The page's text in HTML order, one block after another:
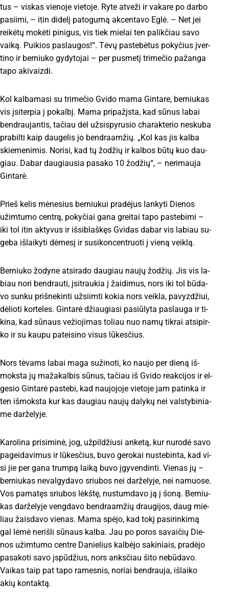
tus – vis­kas vie­no­je vie­to­je. Ry­te at­ve­ži ir va­ka­re po dar­bo
pa­sii­mi, – itin di­de­lį pa­to­gu­mą ak­cen­ta­vo Eg­lė. – Net jei
rei­kė­tų mo­kė­ti pi­ni­gus, vis tiek mie­lai ten pa­lik­čiau sa­vo
vai­ką. Pui­kios pa­slau­gos!“. Tė­vų pa­ste­bė­tus po­ky­čius įver­
ti­no ir ber­niu­ko gy­dy­to­jai – per pus­me­tį tri­me­čio pa­žan­ga
ta­po aki­vaiz­di.
Kol kal­ba­masi su tri­me­čio Gvi­do ma­ma Gin­ta­re, ber­niu­kas
vis įsi­ter­pia į po­kal­bį. Ma­ma pri­pa­žįs­ta, kad sū­nus la­bai
bend­rau­jan­tis, ta­čiau dėl už­si­spy­ru­sio cha­rak­te­rio ne­sku­ba
pra­bil­ti kaip dau­ge­lis jo bend­raam­žių. „Kol kas jis kal­ba
skie­me­ni­mis. No­ri­si, kad tų žo­džių ir kal­bos bū­tų kuo dau­
giau. Da­bar dau­giau­sia pa­sa­ko 10 žo­džių“, – ne­ri­mau­ja
Gin­ta­rė.
Prieš ke­lis mė­ne­sius ber­niu­kui pra­dė­jus lan­ky­ti Die­nos
užim­tu­mo cent­rą, po­ky­čiai ga­na grei­tai ta­po pa­ste­bi­mi –
iki tol itin ak­ty­vus ir iš­si­blaš­kęs Gvi­das da­bar vis la­biau su­
ge­ba iš­lai­ky­ti dė­me­sį ir su­si­kon­cent­ruo­ti į vie­ną veik­lą.
Ber­niu­ko žo­dy­ne at­si­ra­do dau­giau nau­jų žo­džių. Jis vis la­
biau no­ri bend­rau­ti, įsi­trau­kia į žai­di­mus, nors iki tol bū­da­
vo sun­ku pri­šne­kin­ti už­siim­ti ko­kia nors veik­la, pa­vyz­džiui,
dė­lio­ti kor­te­les. Gin­ta­rė džiau­gia­si pa­siū­ly­ta pa­slau­ga ir ti­
ki­na, kad sū­naus vežiojimas to­liau nuo na­mų tik­rai at­si­pir­
ko ir su kau­pu pa­tei­si­no vi­sus lū­kes­čius.
Nors tė­vams la­bai ma­ga su­ži­no­ti, ko nau­jo per die­ną iš­
moks­ta jų ma­ža­kal­bis sū­nus, ta­čiau iš Gvi­do reak­ci­jos ir el­
ge­sio Gin­ta­rė pa­ste­bi, kad nau­jo­jo­je vie­to­je jam pa­tin­ka ir
ten iš­moks­ta kur kas dau­giau nau­jų da­ly­kų nei vals­ty­bi­nia­
me dar­že­ly­je.
Ka­ro­li­na pri­si­mi­nė, jog, už­pil­džiu­si an­ke­tą, kur nu­ro­dė sa­vo
pa­gei­da­vi­mus ir lū­kes­čius, bu­vo ge­ro­kai nu­ste­bin­ta, kad vi­
si jie per ga­na trum­pą lai­ką bu­vo įgy­ven­din­ti. Vie­nas jų –
ber­niu­kas ne­val­gy­da­vo sriu­bos nei dar­že­ly­je, nei na­muo­se.
Vos pa­ma­tęs sriu­bos lėkš­tę, nu­stum­da­vo ją į šo­ną. Ber­niu­
kas dar­že­ly­je veng­da­vo bend­raam­žių drau­gi­jos, daug mie­
liau žais­da­vo vie­nas. Ma­ma spė­jo, kad to­kį pa­si­rin­ki­mą
gal lė­mė ne­riš­li sū­naus kal­ba. Jau po po­ros sa­vai­čių Die­
nos užim­tu­mo cent­re Da­nie­lius kal­bė­jo sa­ki­niais, pra­dė­jo
pa­sa­ko­ti sa­vo įspū­džius, nors anks­čiau ši­to ne­bū­da­vo.
Vai­kas taip pat ta­po ra­mes­nis, no­riai bend­rau­ja, iš­lai­ko
akių kon­tak­tą.